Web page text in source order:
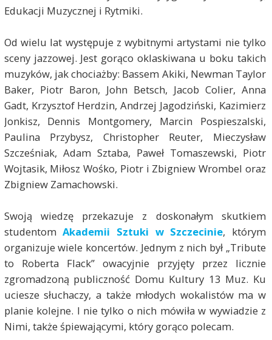
Edukacji Muzycznej i Rytmiki.
Od wielu lat występuje z wybitnymi artystami nie tylko
sceny jazzowej. Jest gorąco oklaskiwana u boku takich
muzyków, jak chociażby: Bassem Akiki, Newman Taylor
Baker, Piotr Baron, John Betsch, Jacob Colier, Anna
Gadt, Krzysztof Herdzin, Andrzej Jagodziński, Kazimierz
Jonkisz, Dennis Montgomery, Marcin Pospieszalski,
Paulina Przybysz, Christopher Reuter, Mieczysław
Szcześniak, Adam Sztaba, Paweł Tomaszewski, Piotr
Wojtasik, Miłosz Wośko, Piotr i Zbigniew Wrombel oraz
Zbigniew Zamachowski.
Swoją wiedzę przekazuje z doskonałym skutkiem
studentomAkademii Sztuki w Szczecinie, którym
organizuje wiele koncertów. Jednym z nich był „Tribute
to Roberta Flack” owacyjnie przyjęty przez licznie
zgromadzoną publiczność Domu Kultury 13 Muz. Ku
uciesze słuchaczy, a także młodych wokalistów ma w
planie kolejne. I nie tylko o nich mówiła w wywiadzie z
Nimi, także śpiewającymi, który gorąco polecam.